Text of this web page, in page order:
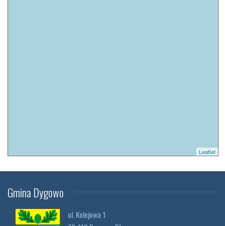
Leaflet
Gmina Dygowo
ul. Kolejowa 1